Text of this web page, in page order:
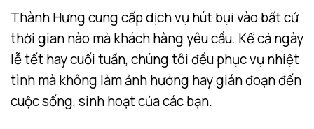
Thành Hưng cung cấp dịch vụ hút bụi vào bất cứ
thời gian nào mà khách hàng yêu cầu. Kể cả ngày
lễ tết hay cuối tuần, chúng tôi đều phục vụ nhiệt
tình mà không làm ảnh hưởng hay gián đoạn đến
cuộc sống, sinh hoạt của các bạn.